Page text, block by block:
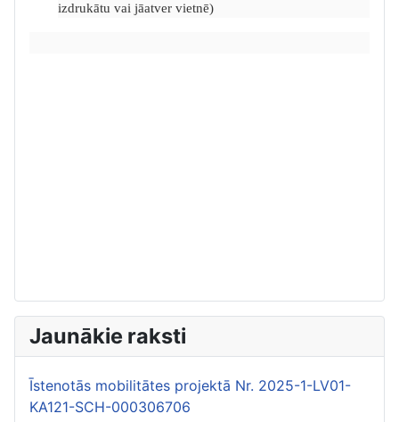
izdrukātu vai jāatver vietnē)
Jaunākie raksti
Īstenotās mobilitātes projektā Nr. 2025-1-LV01-
KA121-SCH-000306706